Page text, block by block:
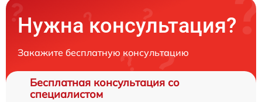
Нужна консультация?
Закажите бесплатную консультацию
Бесплатная консультация со
специалистом